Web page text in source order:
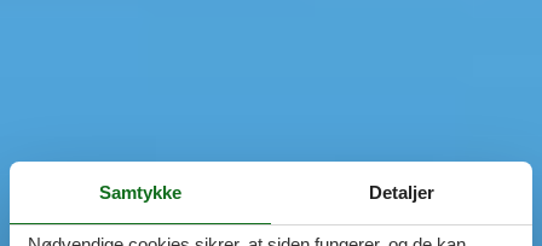
Samtykke Detaljer